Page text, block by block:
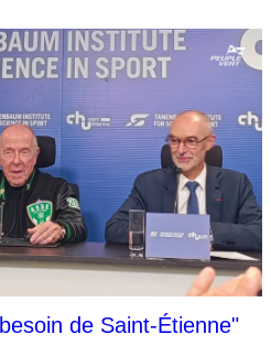
de Saint-Étienne"